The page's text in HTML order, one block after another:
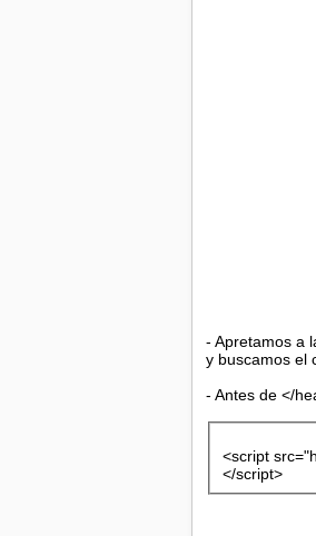
- Apretamos a
y buscamos el
- Antes de </
<script
</script>